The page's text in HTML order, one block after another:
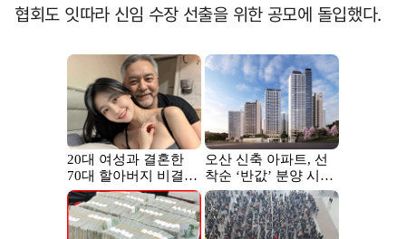
협회도 잇따라 신임 수장 선출을 위한 공모에 돌입했다.